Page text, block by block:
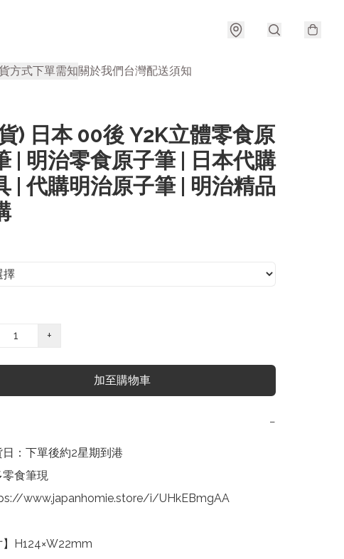
方式下單需知關於我們台灣配送須知
) 日本 00後 Y2K立體零食原
| 明治零食原子筆 | 日本代購
| 代購明治原子筆 | 明治精品
+
加至購物車
−
：下單後約2星期到港
零食筆現
www.japanhomie.store/i/UHkEBmgAA
】H124×W22mm